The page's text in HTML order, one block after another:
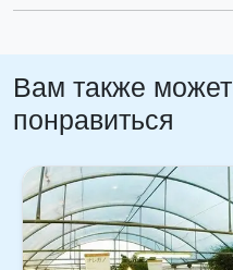
Вам также может
понравиться